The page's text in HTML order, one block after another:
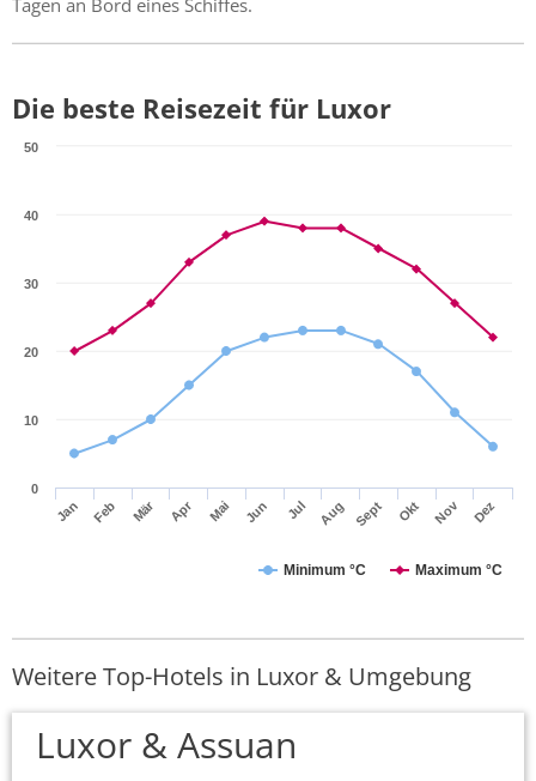
Die beste Reisezeit für Luxor
Minimum °C Maximum °C
Jan Feb Mär Apr Mai Jun Jul Aug Sept Okt Nov Dez
0
10
20
30
40
50
Weitere Top-Hotels in Luxor & Umgebung
Luxor & Assuan